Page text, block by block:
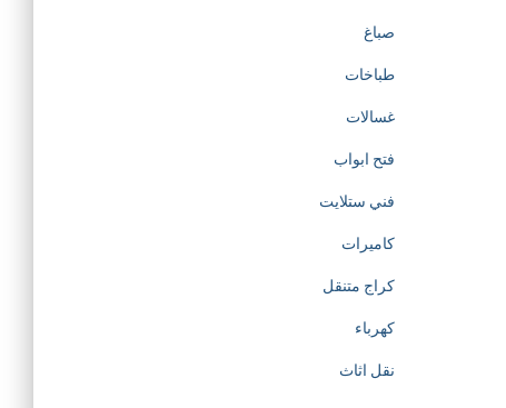
صباغ
طباخات
غسالات
فتح ابواب
فني ستلايت
كاميرات
كراج متنقل
كهرباء
نقل اثاث